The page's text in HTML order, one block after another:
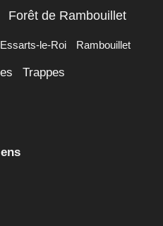
Forêt de Rambouillet
le-Roi Rambouillet
Trappes